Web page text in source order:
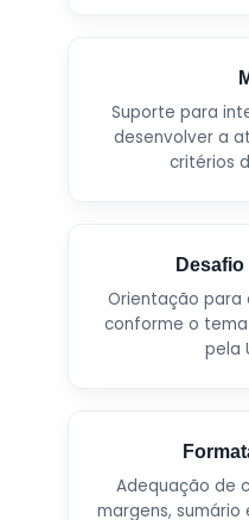
Suporte para
desenvolver a
critérios
Orientação para
conforme o
pela
Adequação de
margens,